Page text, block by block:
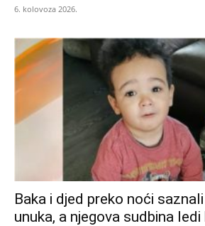
6. kolovoza 2026.
Baka i djed preko noći
unuka, a njegova sudbina